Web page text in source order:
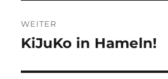
WEITER
Nächster
KiJuKo in Hameln!